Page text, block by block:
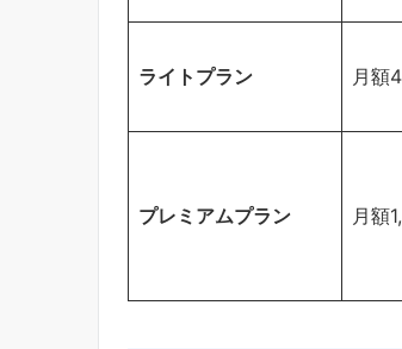
ライトプラン 月額
プレミアムプラン 月額